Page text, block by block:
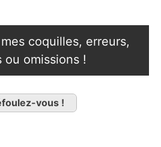
coquilles, erreurs,
ou omissions !
vous !